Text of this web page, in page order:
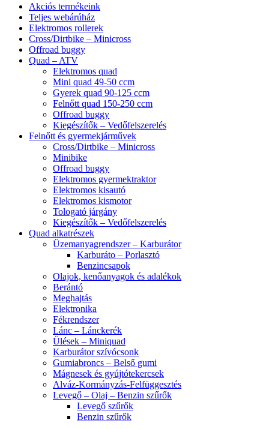
Akciós termékeink
Teljes webárúház
Elektromos rollerek
Cross/Dirtbike – Minicross
Offroad buggy
Quad – ATV
Elektromos quad
Mini quad 49-50 ccm
Gyerek quad 90-125 ccm
Felnőtt quad 150-250 ccm
Offroad buggy
Kiegészítők – Vedőfelszerelés
Felnőtt és gyermekjárművek
Cross/Dirtbike – Minicross
Minibike
Offroad buggy
Elektromos gyermektraktor
Elektromos kisautó
Elektromos kismotor
Tologató járgány
Kiegészítők – Vedőfelszerelés
Quad alkatrészek
Üzemanyagrendszer – Karburátor
Karburáto – Porlasztó
Benzincsapok
Olajok, kenőanyagok és adalékok
Berántó
Meghajtás
Elektronika
Fékrendszer
Lánc – Lánckerék
Ülések – Miniquad
Karburátor szívócsonk
Gumiabroncs – Belső gumi
Mágnesek és gyújtótekercsek
Alváz-Kormányzás-Felfüggesztés
Levegő – Olaj – Benzin szűrők
Levegő szűrők
Benzin szűrők